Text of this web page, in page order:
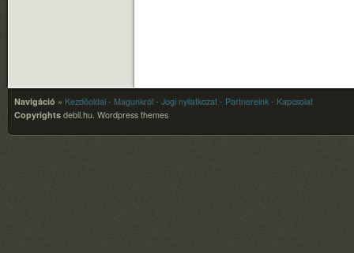
Navigáció » Kezdõoldal - Magunkról - Jogi nyilatkozat - Partnereink - Kapcsolat
Copyrights debil.hu. Wordpress themes